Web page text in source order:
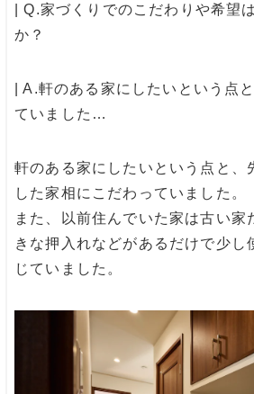
| Q.家づくりでのこだわりや希望
か？
| A.軒のある家にしたいという点
ていました…
軒のある家にしたいという点と、
した家相にこだわっていました。
また、以前住んでいた家は古い家
きな押入れなどがあるだけで少し
じていました。